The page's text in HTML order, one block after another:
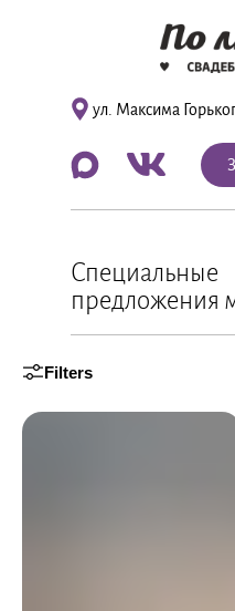
ул. Максима
Специальные
предложения
Filters